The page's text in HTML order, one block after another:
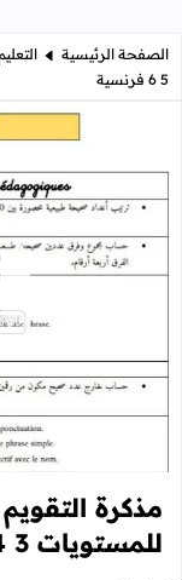
الصفحة الرئيسية
5 6 فرنسية
مذكرة
للمستويات 3 4 5 6 فرنسية